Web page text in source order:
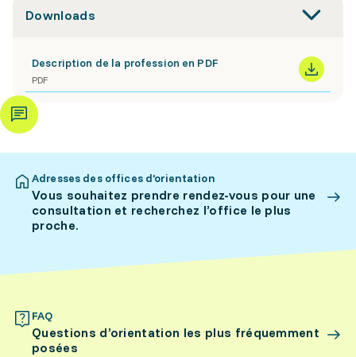
Downloads
Description de la profession en PDF
PDF
Adresses des offices d’orientation
Vous souhaitez prendre rendez-vous pour une
consultation et recherchez l’office le plus
proche.
FAQ
Questions d’orientation les plus fréquemment
posées